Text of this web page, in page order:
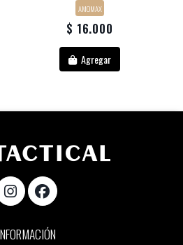
AMOMAX
$ 16.000
Agregar